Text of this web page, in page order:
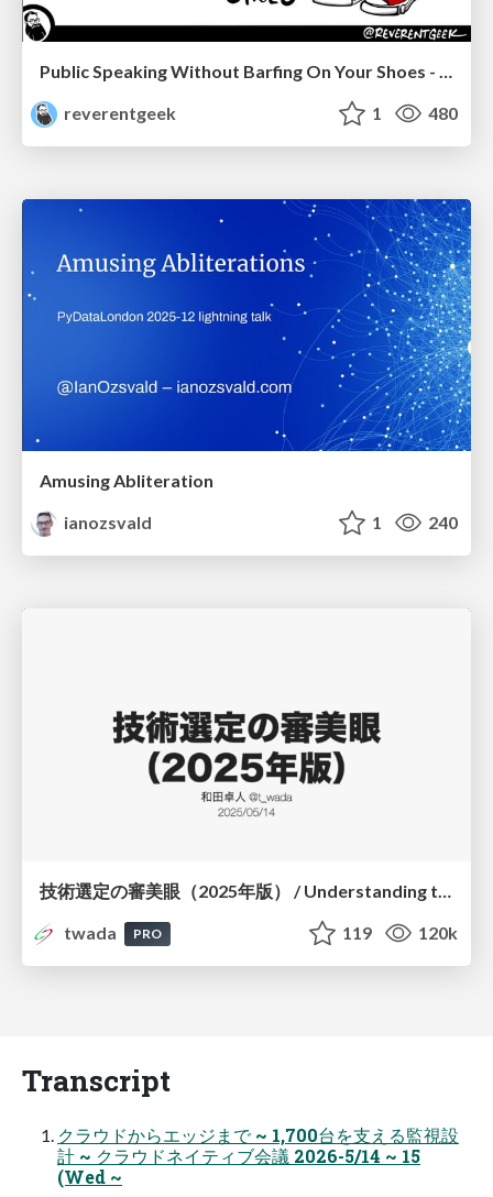
Public Speaking Without Barfing On Your Shoes - THAT 2023
reverentgeek
1 480
Amusing Abliteration
ianozsvald
1 240
技術選定の審美眼（2025年版） / Understanding the Spiral of Technologies 2025 edition
twada
PRO 119 120k
Transcript
クラウドからエッジまで ~ 1,700台を支える監視設
計 ~ クラウドネイティブ会議 2026-5/14 ~ 15
(Wed ~